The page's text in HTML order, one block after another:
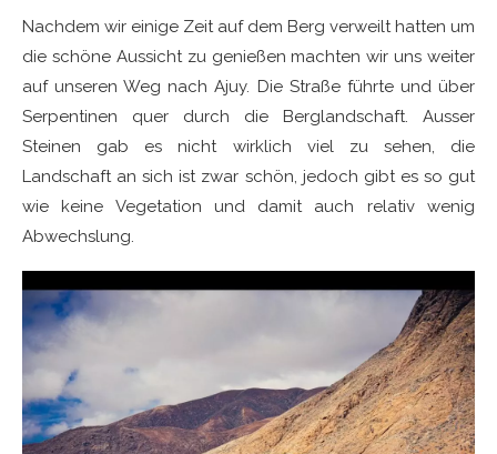
Nachdem wir einige Zeit auf dem Berg verweilt hatten um
die schöne Aussicht zu genießen machten wir uns weiter
auf unseren Weg nach Ajuy. Die Straße führte und über
Serpentinen quer durch die Berglandschaft. Ausser
Steinen gab es nicht wirklich viel zu sehen, die
Landschaft an sich ist zwar schön, jedoch gibt es so gut
wie keine Vegetation und damit auch relativ wenig
Abwechslung.